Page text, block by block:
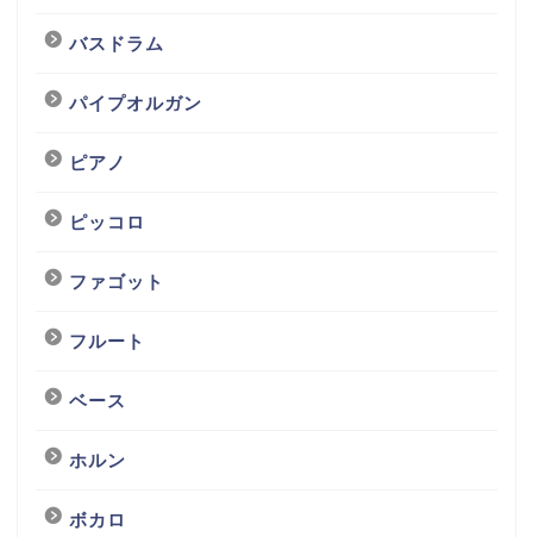
バスドラム
パイプオルガン
ピアノ
ピッコロ
ファゴット
フルート
ベース
ホルン
ボカロ